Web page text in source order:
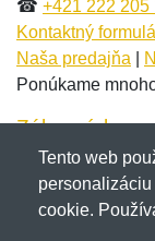
E-mail:
Správa*
Správa*
☎ +421 222 205
Kontaktný
Naša predajňa
Ponúkame
Zákaznícky
Novinky
Tento web
cookie.